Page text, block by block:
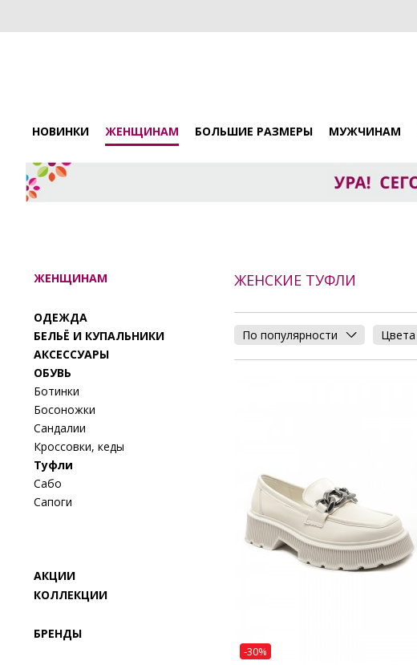
НОВИНКИ ЖЕНЩИНАМ БОЛЬШИЕ РАЗМЕРЫ МУЖЧИНАМ
ЖЕНЩИНАМ
ОДЕЖДА
БЕЛЬЁ И КУПАЛЬНИКИ
АКСЕССУАРЫ
ОБУВЬ
Ботинки
Босоножки
Сандалии
Кроссовки, кеды
Туфли
Сабо
Сапоги
АКЦИИ
КОЛЛЕКЦИИ
БРЕНДЫ
ЖЕНСКИЕ ТУФЛИ
По популярности Цвета
-30%